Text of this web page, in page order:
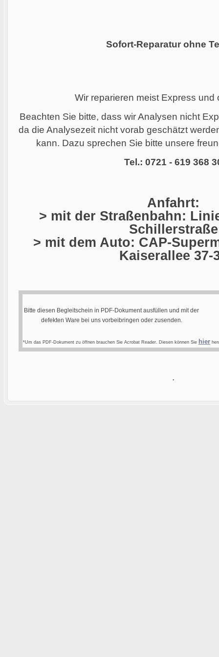
Sofort-Reparatur ohne
Wir reparieren meist Express und
Beachten Sie bitte, dass wir Analysen nicht
da die Analysezeit nicht vorab geschätzt
kann. Dazu sprechen Sie bitte unsere
Tel.: 0721 - 619 368
Anfahrt:
> mit der Straßenbahn:
Schillerstraße
> mit dem Auto: CAP-
Kaiserallee 37-
Bitte diesen Begleitschein in PDF-Dokument ausfüllen und mit der
defekten Ware bei uns vorbeibringen oder zusenden.
*Um das PDF-Dokument zu öffnen brauchen Sie Acrobat Reader. Diesen können Sie hier
.